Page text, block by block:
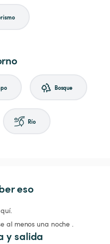
Bosque
Río
eso
al menos una noche .
y salida